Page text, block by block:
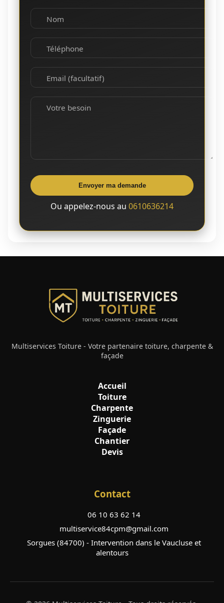
Nom
Téléphone
Email (facultatif)
Votre besoin
Envoyer ma demande
Ou appelez-nous au 0610636214
Multiservices Toiture - Votre partenaire toiture, charpente &
façade
Accueil
Toiture
Charpente
Zinguerie
Façade
Chantier
Devis
Contact
06 10 63 62 14
multiservice84cpm@gmail.com
Sorgues (84700) - Intervention dans le Vaucluse et
alentours